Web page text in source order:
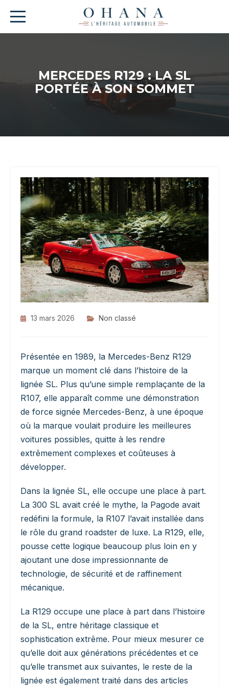
MERCEDES R129 : LA SL
PORTÉE À SON SOMMET
13 mars 2026 Non classé
Présentée en 1989, la Mercedes-Benz R129
marque un moment clé dans l’histoire de la
lignée SL. Plus qu’une simple remplaçante de la
R107, elle apparaît comme une démonstration
de force signée Mercedes-Benz, à une époque
où la marque voulait produire les meilleures
voitures possibles, quitte à les rendre
extrêmement complexes et coûteuses à
développer.
Dans la lignée SL, elle occupe une place à part.
La 300 SL avait créé le mythe, la Pagode avait
redéfini la formule, la R107 l’avait installée dans
le rôle du grand roadster de luxe. La R129, elle,
pousse cette logique beaucoup plus loin en y
ajoutant une dose impressionnante de
technologie, de sécurité et de raffinement
mécanique.
La R129 occupe une place à part dans l’histoire
de la SL, entre héritage classique et
sophistication extrême. Pour mieux mesurer ce
qu’elle doit aux générations précédentes et ce
qu’elle transmet aux suivantes, le reste de la
lignée est également traité dans des articles